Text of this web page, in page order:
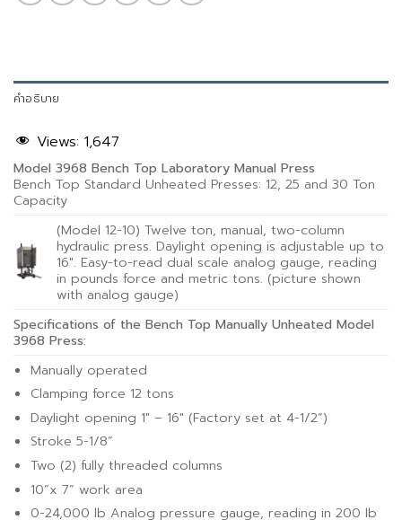
คำอธิบาย
Views: 1,647
Model 3968 Bench Top Laboratory Manual Press
Bench Top Standard Unheated Presses: 12, 25 and 30 Ton
Capacity
(Model 12-10) Twelve ton, manual, two-column
hydraulic press. Daylight opening is adjustable up to
16″. Easy-to-read dual scale analog gauge, reading
in pounds force and metric tons. (picture shown
with analog gauge)
Specifications of the Bench Top Manually Unheated Model
3968 Press:
Manually operated
Clamping force 12 tons
Daylight opening 1″ – 16″ (Factory set at 4-1/2”)
Stroke 5-1/8”
Two (2) fully threaded columns
10”x 7” work area
0-24,000 lb Analog pressure gauge, reading in 200 lb